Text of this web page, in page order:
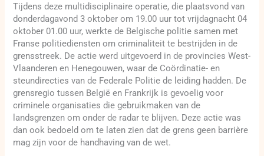
Tijdens deze multidisciplinaire operatie, die plaatsvond van
donderdagavond 3 oktober om 19.00 uur tot vrijdagnacht 04
oktober 01.00 uur, werkte de Belgische politie samen met
Franse politiediensten om criminaliteit te bestrijden in de
grensstreek. De actie werd uitgevoerd in de provincies West-
Vlaanderen en Henegouwen, waar de Coördinatie- en
steundirecties van de Federale Politie de leiding hadden. De
grensregio tussen België en Frankrijk is gevoelig voor
criminele organisaties die gebruikmaken van de
landsgrenzen om onder de radar te blijven. Deze actie was
dan ook bedoeld om te laten zien dat de grens geen barrière
mag zijn voor de handhaving van de wet.